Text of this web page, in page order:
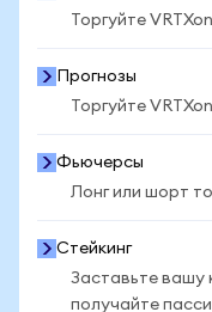
Торгуйте
Прогнозы
Торгуйте
Фьючерсы
Лонг или шорт
Стейкинг
Заставьте вашу
получайте